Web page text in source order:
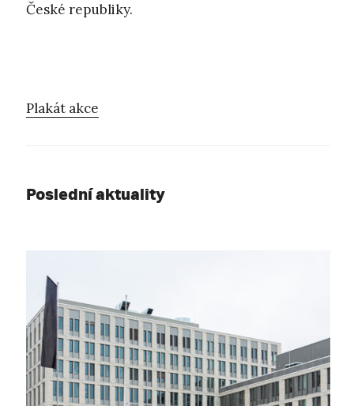
České republiky.
Plakát akce
Poslední aktuality